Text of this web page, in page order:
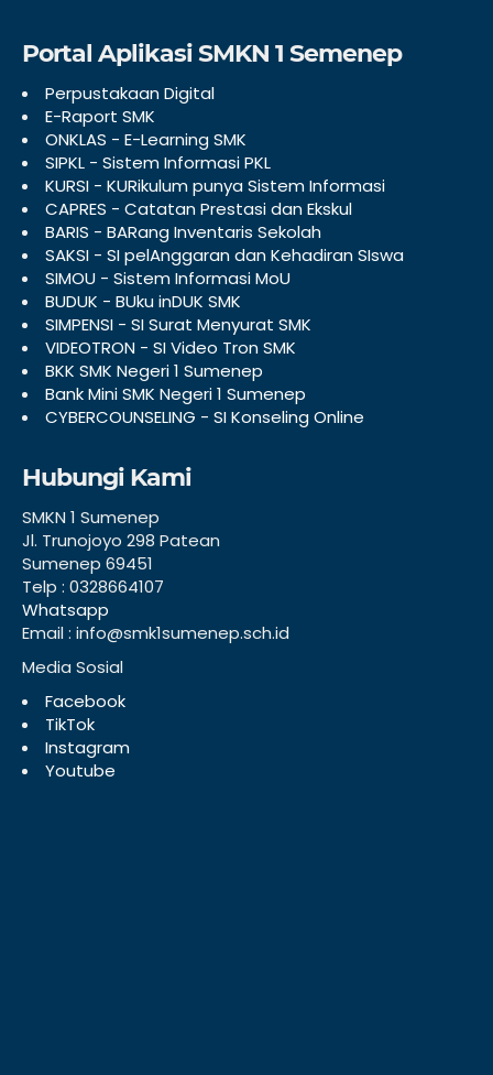
Portal Aplikasi SMKN 1 Semenep
Perpustakaan Digital
E-Raport SMK
ONKLAS - E-Learning SMK
SIPKL - Sistem Informasi PKL
KURSI - KURikulum punya Sistem Informasi
CAPRES - Catatan Prestasi dan Ekskul
BARIS - BARang Inventaris Sekolah
SAKSI - SI pelAnggaran dan Kehadiran SIswa
SIMOU - Sistem Informasi MoU
BUDUK - BUku inDUK SMK
SIMPENSI - SI Surat Menyurat SMK
VIDEOTRON - SI Video Tron SMK
BKK SMK Negeri 1 Sumenep
Bank Mini SMK Negeri 1 Sumenep
CYBERCOUNSELING - SI Konseling Online
Hubungi Kami
SMKN 1 Sumenep
Jl. Trunojoyo 298 Patean
Sumenep 69451
Telp : 0328664107
Whatsapp
Email : info@smk1sumenep.sch.id
Media Sosial
Facebook
TikTok
Instagram
Youtube